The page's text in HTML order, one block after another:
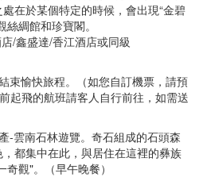
在於某個特定的時候，會出現“金碧
綢館和珍寶閣。
/鑫盛達/香江酒店或同級
束愉快旅程。（如您自訂機票，請預
起飛的航班請客人自行前往，如需送
-雲南石林遊覽。奇石組成的石頭森
都集中在此，與居住在這裡的彝族
觀"。（早午晚餐）